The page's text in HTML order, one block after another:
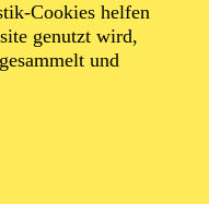
Cookies helfen
genutzt wird,
und
/ Deutsche Bank